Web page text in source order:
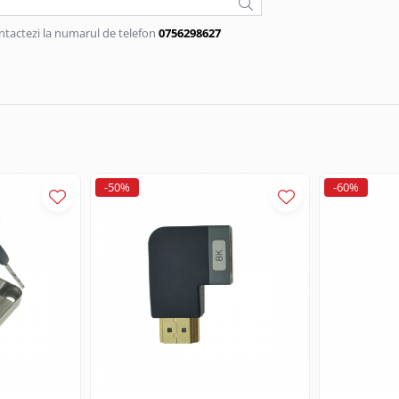
la numarul de telefon 0756298627
-50% -60%